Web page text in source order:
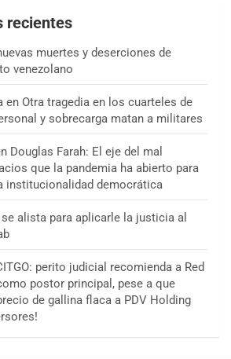
recientes
muertes y deserciones de
venezolano
en Otra tragedia en los cuarteles de
y sobrecarga matan a militares
Douglas Farah: El eje del mal
que la pandemia ha abierto para
institucionalidad democrática
se alista para aplicarle la justicia al
perito judicial recomienda a Red
postor principal, pese a que
de gallina flaca a PDV Holding